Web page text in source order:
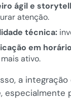
ágil e
atenção.
técnica:
em
ativo.
a
especialmente